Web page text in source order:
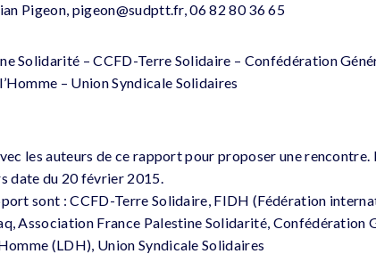
Pigeon, pigeon@sudptt.fr, 06 82 80 36 65
Solidarité – CCFD-Terre Solidaire – Confédération
– Union Syndicale Solidaires
les auteurs de ce rapport pour proposer une rencontre.
date du 20 février 2015.
sont : CCFD-Terre Solidaire, FIDH (Fédération
Association France Palestine Solidarité, Confédération
(LDH), Union Syndicale Solidaires